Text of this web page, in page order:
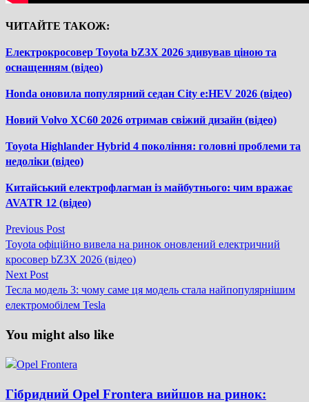
ЧИТАЙТЕ ТАКОЖ:
Електрокросовер Toyota bZ3X 2026 здивував ціною та
оснащенням (відео)
Honda оновила популярний седан City e:HEV 2026 (відео)
Новий Volvo XC60 2026 отримав свіжий дизайн (відео)
Toyota Highlander Hybrid 4 покоління: головні проблеми та
недоліки (відео)
Китайський електрофлагман із майбутнього: чим вражає
AVATR 12 (відео)
Навігація
записів
Previous PostPrevious
post:
Toyota офіційно вивела на ринок оновлений електричний
кросовер bZ3X 2026 (відео)
Next PostNext
post:
Тесла модель 3: чому саме ця модель стала найпопулярнішим
електромобілем Tesla
You might also like
Гібридний Opel Frontera вийшов на ринок: